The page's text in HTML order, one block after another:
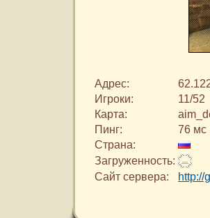
Адрес:
Игроки:
11/52
Карта:
Пинг:
76 мс
Страна:
Загруженность:
Сайт сервера:
http://